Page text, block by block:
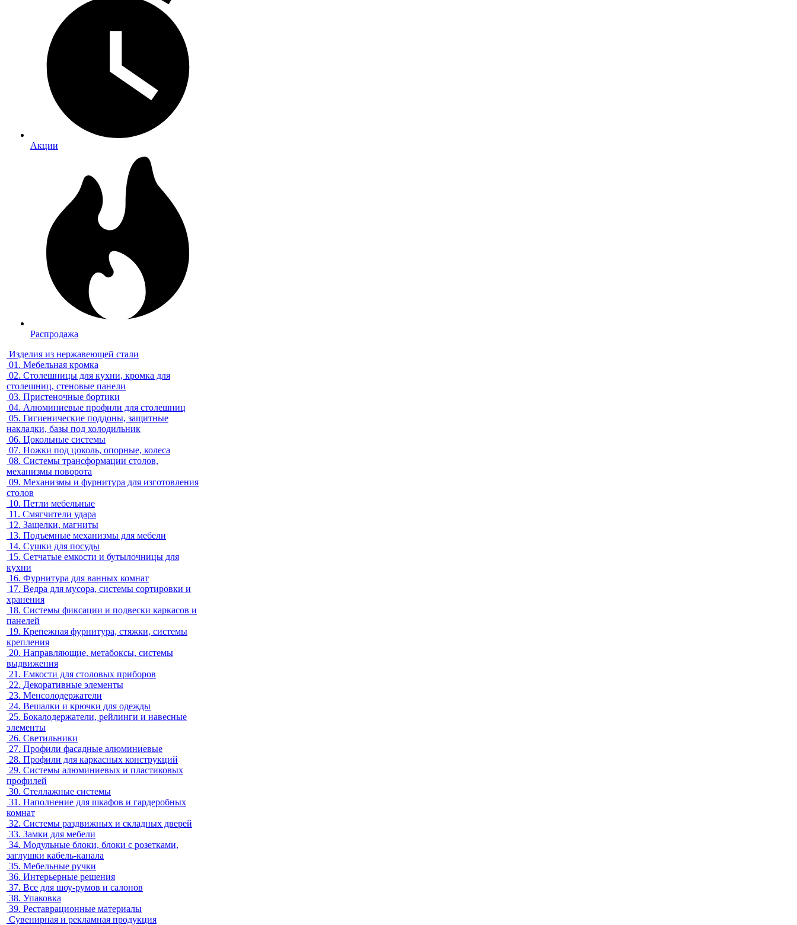
Акции
Распродажа
Изделия из нержавеющей стали
01. Мебельная кромка
02. Столешницы для кухни, кромка для
столешниц, стеновые панели
03. Пристеночные бортики
04. Алюминиевые профили для столешниц
05. Гигиенические поддоны, защитные
накладки, базы под холодильник
06. Цокольные системы
07. Ножки под цоколь, опорные, колеса
08. Системы трансформации столов,
механизмы поворота
09. Механизмы и фурнитура для изготовления
столов
10. Петли мебельные
11. Смягчители удара
12. Защелки, магниты
13. Подъемные механизмы для мебели
14. Сушки для посуды
15. Сетчатые емкости и бутылочницы для
кухни
16. Фурнитура для ванных комнат
17. Ведра для мусора, системы сортировки и
хранения
18. Системы фиксации и подвески каркасов и
панелей
19. Крепежная фурнитура, стяжки, системы
крепления
20. Направляющие, метабоксы, системы
выдвижения
21. Емкости для столовых приборов
22. Декоративные элементы
23. Менсолодержатели
24. Вешалки и крючки для одежды
25. Бокалодержатели, рейлинги и навесные
элементы
26. Светильники
27. Профили фасадные алюминиевые
28. Профили для каркасных конструкций
29. Системы алюминиевых и пластиковых
профилей
30. Стеллажные системы
31. Наполнение для шкафов и гардеробных
комнат
32. Системы раздвижных и складных дверей
33. Замки для мебели
34. Модульные блоки, блоки с розетками,
заглушки кабель-канала
35. Мебельные ручки
36. Интерьерные решения
37. Все для шоу-румов и салонов
38. Упаковка
39. Реставрационные материалы
Сувенирная и рекламная продукция